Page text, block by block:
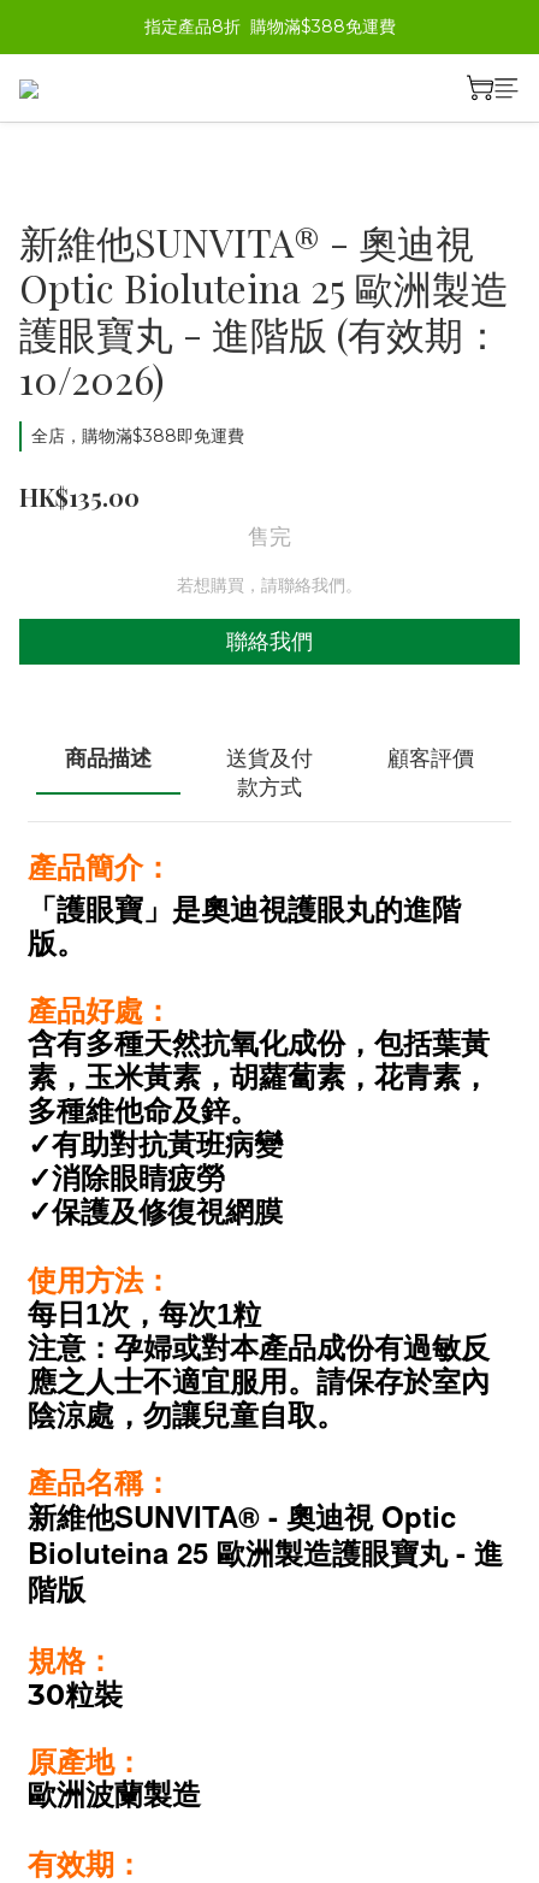
指定產品8折  購物滿$388免運費
新維他SUNVITA® - 奧迪視
Optic Bioluteina 25 歐洲製造
護眼寶丸 - 進階版 (有效期：
10/2026)
全店，購物滿$388即免運費
HK$135.00
售完
若想購買，請聯絡我們。
聯絡我們
商品描述
送貨及付
款方式
顧客評價
產品簡介：
「護眼寶」是奧迪視護眼丸的進階
版。
產品好處：
含有多種天然抗氧化成份，包括葉黃
素，玉米黃素，胡蘿蔔素，花青素，
多種維他命及鋅。
✓有助對抗黃班病變
✓消除眼睛疲勞
✓保護及修復視網膜
使用方法：
每日 1次，每次1粒
注意：孕婦或對本產品成份有過敏反
應之人士不適宜服用。請保存於室內
陰涼處，勿讓兒童自取。
產品名稱：
新維他SUNVITA® - 奧迪視 Optic
Bioluteina 25 歐洲製造護眼寶丸 - 進
階版
規格：
30粒裝
原產地：
歐洲波蘭製造
有效期：